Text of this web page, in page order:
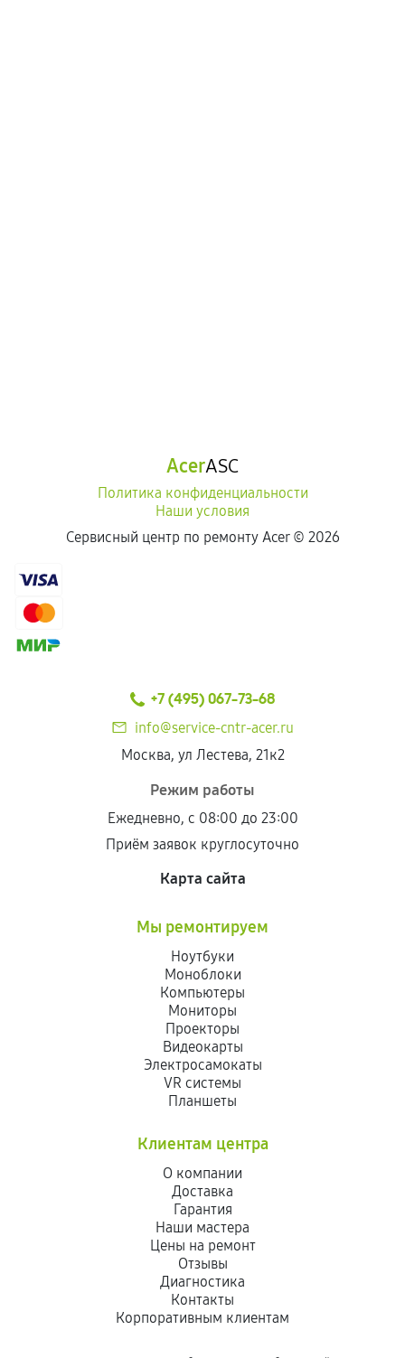
AcerASC
Политика конфиденциальности
Наши условия
Сервисный центр по ремонту Acer © 2026
+7 (495) 067-73-68
info@service-cntr-acer.ru
Москва, ул Лестева, 21к2
Режим работы
Ежедневно, с 08:00 до 23:00
Приём заявок круглосуточно
Карта сайта
Мы ремонтируем
Ноутбуки
Моноблоки
Компьютеры
Мониторы
Проекторы
Видеокарты
Электросамокаты
VR системы
Планшеты
Клиентам центра
О компании
Доставка
Гарантия
Наши мастера
Цены на ремонт
Отзывы
Диагностика
Контакты
Корпоративным клиентам